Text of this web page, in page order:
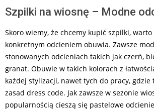
Szpilki na wiosnę – Modne
Skoro wiemy, że chcemy kupić szpilki,
konkretnym odcieniem obuwia. Zawsze
stonowanych odcieniach takich jak czerń,
granat. Obuwie w takich kolorach z
każdej stylizacji, nawet tych do pracy, gdzie
zasad dress code. Jak zawsze w sezonie
popularnością cieszą się pastelowe